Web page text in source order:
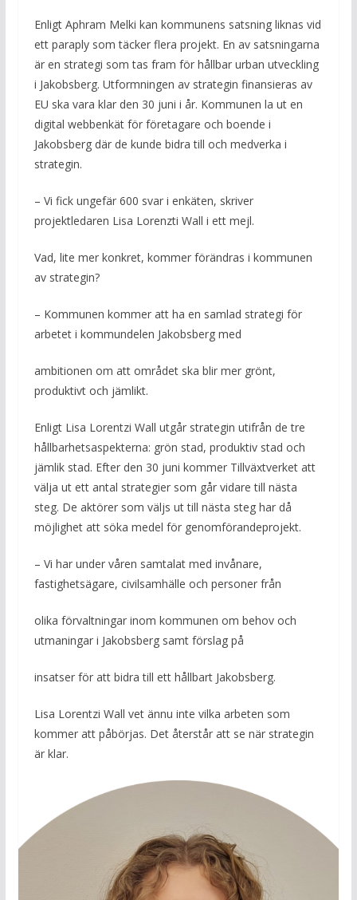
Enligt Aphram Melki kan kommunens satsning liknas vid
ett paraply som täcker flera projekt. En av satsningarna
är en strategi som tas fram för hållbar urban utveckling
i Jakobsberg. Utformningen av strategin finansieras av
EU ska vara klar den 30 juni i år. Kommunen la ut en
digital webbenkät för företagare och boende i
Jakobsberg där de kunde bidra till och medverka i
strategin.
– Vi fick ungefär 600 svar i enkäten, skriver
projektledaren Lisa Lorenzti Wall i ett mejl.
Vad, lite mer konkret, kommer förändras i kommunen
av strategin?
– Kommunen kommer att ha en samlad strategi för
arbetet i kommundelen Jakobsberg med
ambitionen om att området ska blir mer grönt,
produktivt och jämlikt.
Enligt Lisa Lorentzi Wall utgår strategin utifrån de tre
hållbarhetsaspekterna: grön stad, produktiv stad och
jämlik stad. Efter den 30 juni kommer Tillväxtverket att
välja ut ett antal strategier som går vidare till nästa
steg. De aktörer som väljs ut till nästa steg har då
möjlighet att söka medel för genomförandeprojekt.
– Vi har under våren samtalat med invånare,
fastighetsägare, civilsamhälle och personer från
olika förvaltningar inom kommunen om behov och
utmaningar i Jakobsberg samt förslag på
insatser för att bidra till ett hållbart Jakobsberg.
Lisa Lorentzi Wall vet ännu inte vilka arbeten som
kommer att påbörjas. Det återstår att se när strategin
är klar.